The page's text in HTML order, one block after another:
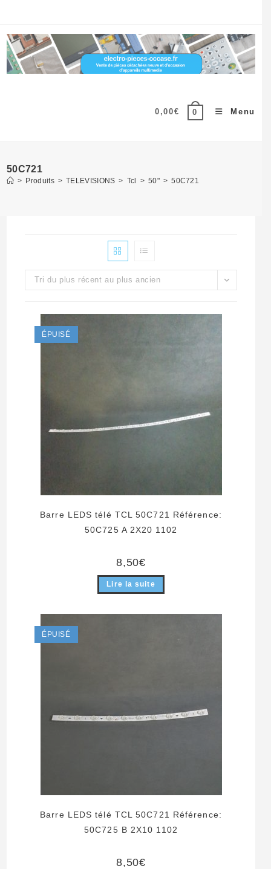
content
0,00€ 0 Menu
50C721
> Produits > TELEVISIONS > Tcl > 50" > 50C721
Tri du plus récent au plus ancien
ÉPUISÉ
Barre LEDS télé TCL 50C721 Référence:
50C725 A 2X20 1102
8,50€
Lire la suite
ÉPUISÉ
Barre LEDS télé TCL 50C721 Référence:
50C725 B 2X10 1102
8,50€